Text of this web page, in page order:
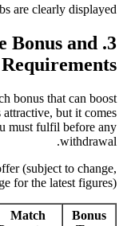
are clearly displayed.
Bonus and
bonus that can boost
but it comes
must fulfil before any
withdrawal.
(subject to change,
for the latest figures):
Bonus
Match